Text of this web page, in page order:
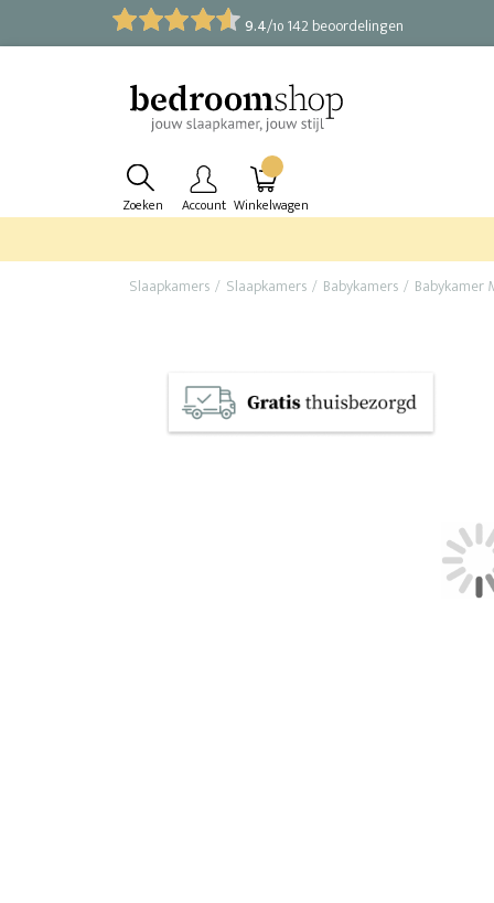
9.4/10 142 beoordelingen
Zoeken Account Winkelwagen
Slaapkamers Slaapkamers Babykamers Babykamer